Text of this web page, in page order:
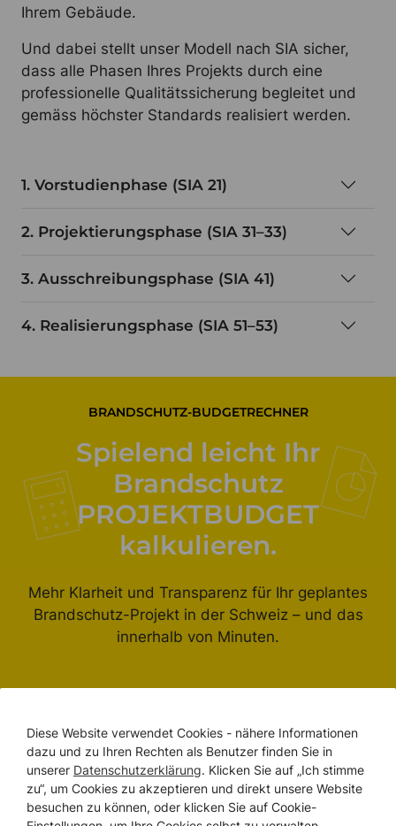
Ihrem Gebäude.
Und dabei stellt unser Modell nach SIA sicher,
dass alle Phasen Ihres Projekts durch eine
professionelle Qualitätssicherung begleitet und
gemäss höchster Standards realisiert werden.
1. Vorstudienphase (SIA 21)
2. Projektierungsphase (SIA 31–33)
3. Ausschreibungsphase (SIA 41)
4. Realisierungsphase (SIA 51–53)
BRANDSCHUTZ-BUDGETRECHNER
Spielend leicht Ihr
Brandschutz
PROJEKTBUDGET
kalkulieren.
Mehr Klarheit und Transparenz für Ihr geplantes
Brandschutz-Projekt in der Schweiz – und das
innerhalb von Minuten.
Budgetrechner erleben
WIR SIND DA
Diese Website verwendet Cookies - nähere Informationen
dazu und zu Ihren Rechten als Benutzer finden Sie in
unserer Datenschutzerklärung. Klicken Sie auf „Ich stimme
zu“, um Cookies zu akzeptieren und direkt unsere Website
besuchen zu können, oder klicken Sie auf Cookie-